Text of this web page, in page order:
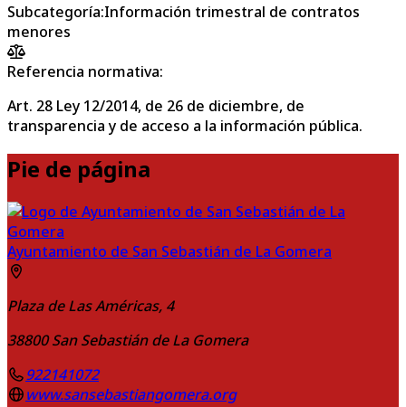
Subcategoría:Información trimestral de contratos
menores
Referencia normativa:
Art. 28 Ley 12/2014, de 26 de diciembre, de
transparencia y de acceso a la información pública.
Pie de página
Ayuntamiento de San Sebastián de La Gomera
Plaza de Las Américas, 4
38800 San Sebastián de La Gomera
922141072
www.sansebastiangomera.org